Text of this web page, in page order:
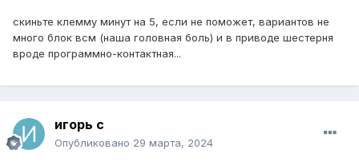
скиньте клемму минут на 5, если не поможет, вариантов не
много блок всм (наша головная боль) и в приводе шестерня
вроде программно-контактная...
игорь с
Опубликовано 29 марта, 2024